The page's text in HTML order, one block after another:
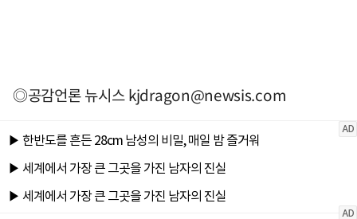
◎공감언론 뉴시스kjdragon@newsis.com